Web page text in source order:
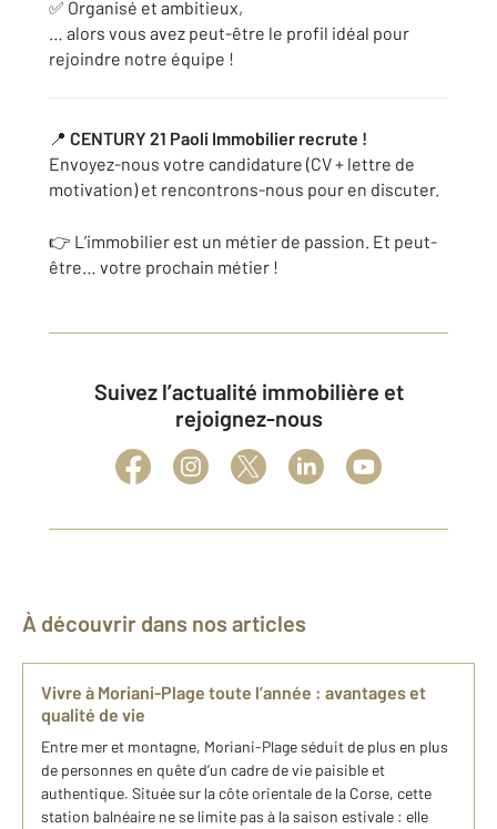
✅ Organisé et ambitieux,
… alors vous avez peut-être le profil idéal pour
rejoindre notre équipe !
📍 CENTURY 21 Paoli Immobilier recrute !
Envoyez-nous votre candidature (CV + lettre de
motivation) et rencontrons-nous pour en discuter.
👉 L’immobilier est un métier de passion. Et peut-
être… votre prochain métier !
Suivez l’actualité immobilière et
rejoignez-nous
À découvrir dans nos articles
Vivre à Moriani-Plage toute l’année : avantages et
qualité de vie
Entre mer et montagne, Moriani-Plage séduit de plus en plus
de personnes en quête d’un cadre de vie paisible et
authentique. Située sur la côte orientale de la Corse, cette
station balnéaire ne se limite pas à la saison estivale : elle